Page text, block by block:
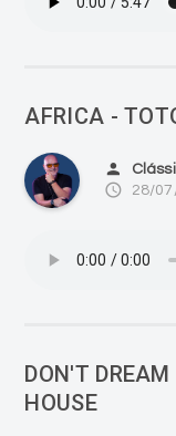
AFRICA -
person
access_time 28/
DON'T DREAM
HOUSE